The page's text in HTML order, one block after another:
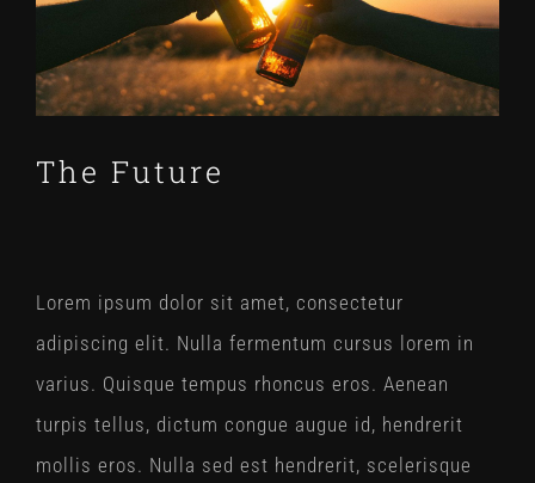
The Future
Lorem ipsum dolor sit amet, consectetur
adipiscing elit. Nulla fermentum cursus lorem in
varius. Quisque tempus rhoncus eros. Aenean
turpis tellus, dictum congue augue id, hendrerit
mollis eros. Nulla sed est hendrerit, scelerisque